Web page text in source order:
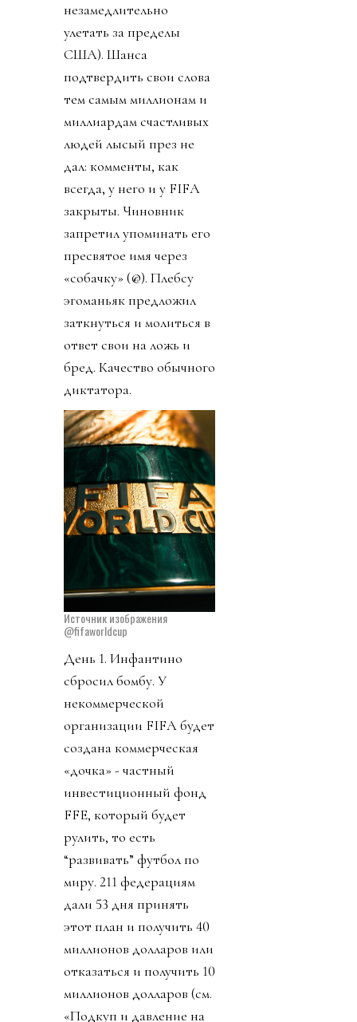
незамедлительно
улетать за пределы
США). Шанса
подтвердить свои слова
тем самым миллионам и
миллиардам счастливых
людей лысый през не
дал: комменты, как
всегда, у него и у FIFA
закрыты. Чиновник
запретил упоминать его
пресвятое имя через
«собачку» (@). Плебсу
эгоманьяк предложил
заткнуться и молиться в
ответ свои на ложь и
бред. Качество обычного
диктатора.
Источник изображения
@fifaworldcup
День 1. Инфантино
сбросил бомбу. У
некоммерческой
организации FIFA будет
создана коммерческая
«дочка» - частный
инвестиционный фонд
FFE, который будет
рулить, то есть
“развивать” футбол по
миру. 211 федерациям
дали 53 дня принять
этот план и получить 40
миллионов долларов или
отказаться и получить 10
миллионов долларов (см.
«Подкуп и давление на